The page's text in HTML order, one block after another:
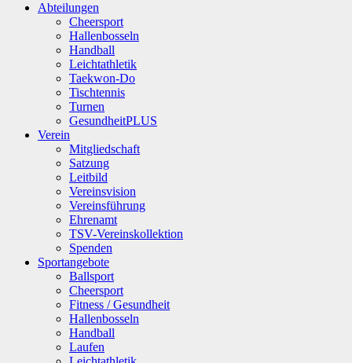
SuchenAbteilungen
Cheersport
Hallenbosseln
Handball
Leichtathletik
Taekwon-Do
Tischtennis
Turnen
GesundheitPLUS
Verein
Mitgliedschaft
Satzung
Leitbild
Vereinsvision
Vereinsführung
Ehrenamt
TSV-Vereinskollektion
Spenden
Sportangebote
Ballsport
Cheersport
Fitness / Gesundheit
Hallenbosseln
Handball
Laufen